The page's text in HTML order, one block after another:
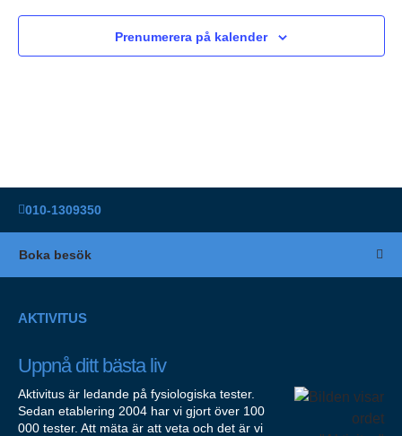
Prenumerera på kalender
010-1309350
Boka besök
AKTIVITUS
Uppnå ditt bästa liv
Aktivitus är ledande på fysiologiska tester.
Sedan etablering 2004 har vi gjort över 100
000 tester. Att mäta är att veta och det är vi